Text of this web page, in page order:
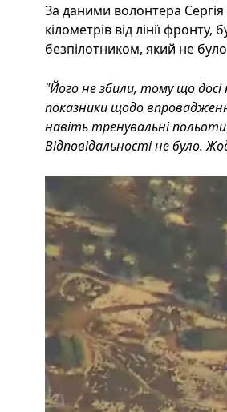
За даними волонтера
кілометрів від лінії
безпілотником, який не
"Його не збили, тому що досі
показники щодо
навіть тренувальні польоти
Відповідальності не було.